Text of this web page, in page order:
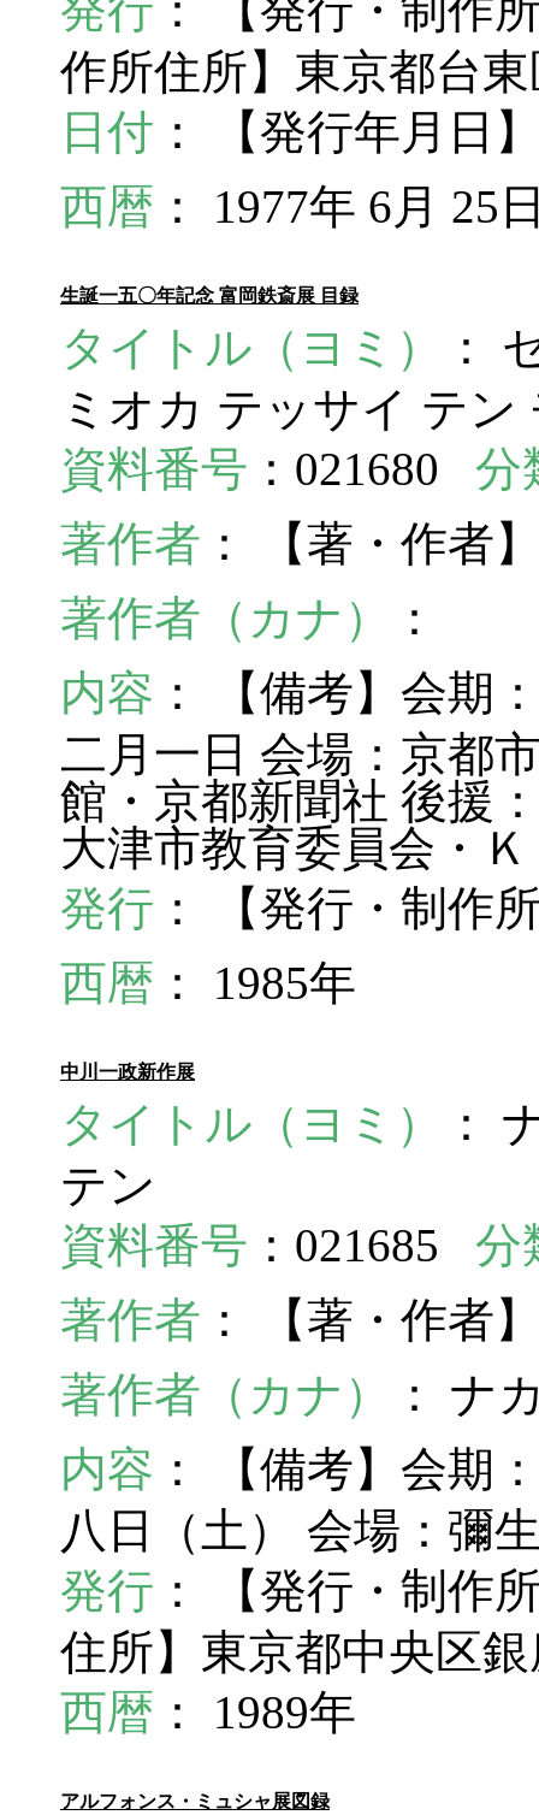
発行 ： 【発行・制作
作所住所】東京都台
日付 ： 【発行年月日
西暦 ： 1977年 6月 25
生誕一五〇年記念 富岡鉄斎展 目録
タイトル（ヨミ）
：
ミオカ テッサイ テン
資料番号 ：021680 分
著作者 ： 【著・作者
著作者（カナ）
：
内容 ： 【備考】会期
二月一日 会場：京都
館・京都新聞社 後援
大津市教育委員会・
発行 ： 【発行・制作
西暦 ： 1985年
中川一政新作展
タイトル（ヨミ）
：
テン
資料番号 ：021685 分
著作者 ： 【著・作者
著作者（カナ）
： ナ
内容 ： 【備考】会期
八日（土） 会場：彌
発行 ： 【発行・制作
住所】東京都中央区銀
西暦 ： 1989年
アルフォンス・ミュシャ展図録